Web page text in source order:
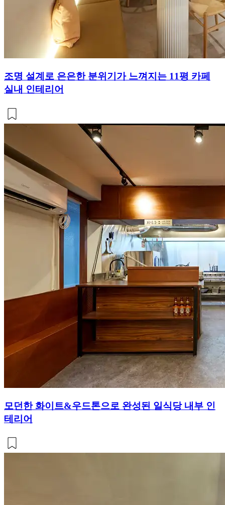
조명 설계로 은은한 분위기가 느껴지는 11평 카페
실내 인테리어
모던한 화이트&우드톤으로 완성된 일식당 내부 인
테리어